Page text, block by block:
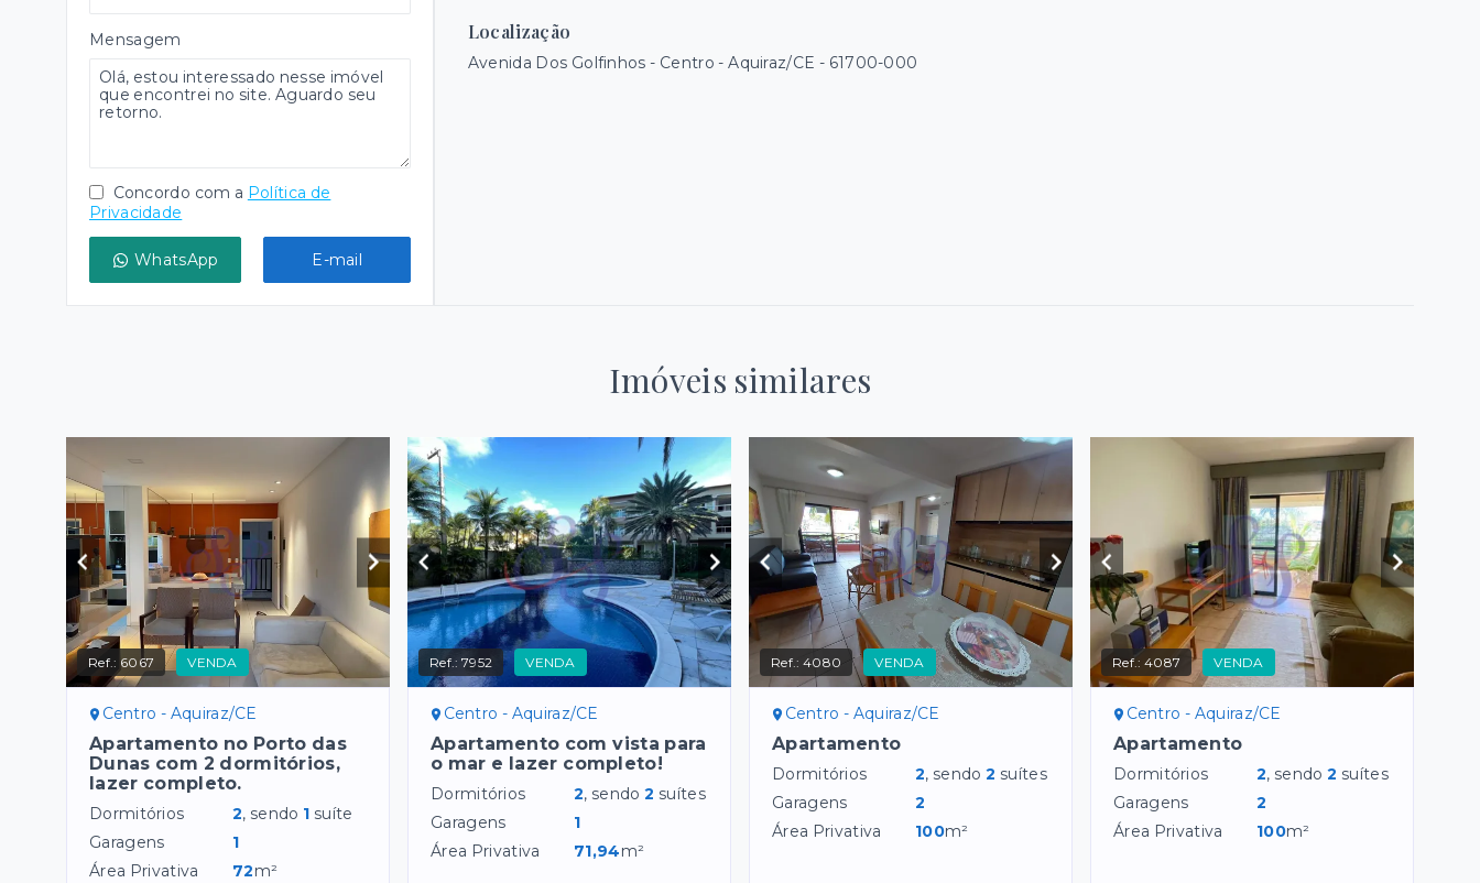
Localização
Avenida Dos Golfinhos - Centro - Aquiraz/CE - 61700-000
Mensagem
Concordo com a Política de
Privacidade
WhatsApp E-mail
Imóveis similares
Ref.: 6067 VENDA
Centro - Aquiraz/CE
Apartamento no Porto das
Dunas com 2 dormitórios,
lazer completo.
Dormitórios 2, sendo 1 suíte
Garagens
1
Área Privativa
72m²
Ref.:7952 VENDA
Centro - Aquiraz/CE
Apartamento com vista para
o mar e lazer completo!
Dormitórios 2, sendo2 suítes
Garagens
1
Área Privativa
71,94m²
Ref.:4080 VENDA
Centro - Aquiraz/CE
Apartamento
Dormitórios 2, sendo2 suítes
Garagens
2
Área Privativa
100m²
Ref.:4087 VENDA
Centro - Aquiraz/CE
Apartamento
Dormitórios 2, sendo2 suítes
Garagens
2
Área Privativa
100m²